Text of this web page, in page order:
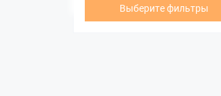
Выберите фильтры